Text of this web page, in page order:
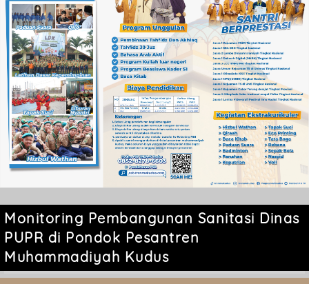
Monitoring Pembangunan Sanitasi Dinas
PUPR di Pondok Pesantren
Muhammadiyah Kudus